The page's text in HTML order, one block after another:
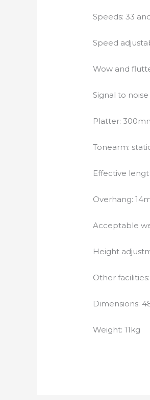
Speeds: 33
Speed
Wow and
Signal to
Platter:
Tonearm:
Effective
Overhang:
Acceptable
Height
Other
Dimensions:
Weight: 11kg